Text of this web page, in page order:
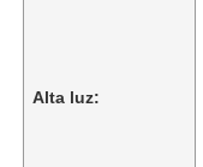
Alta luz: